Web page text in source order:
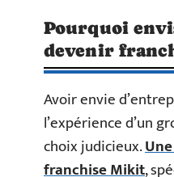
Pourquoi
devenir
Avoir envie
l’expérience d’un
choix judicieux.
franchise Mikit,